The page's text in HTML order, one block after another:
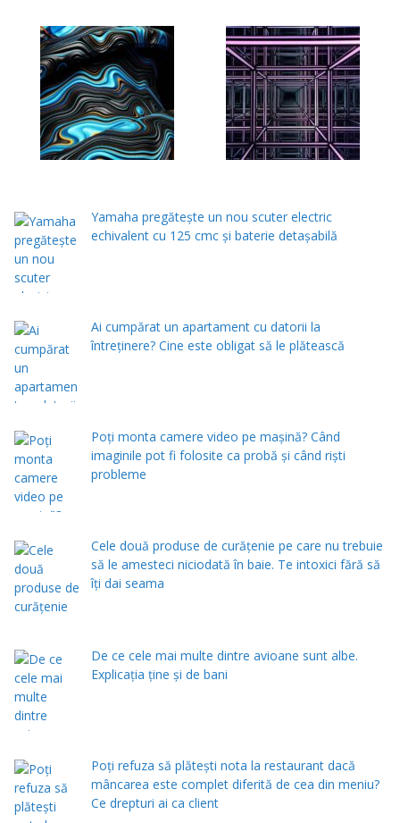
Yamaha pregătește un nou scuter electric
echivalent cu 125 cmc și baterie detașabilă
Ai cumpărat un apartament cu datorii la
întreținere? Cine este obligat să le plătească
Poți monta camere video pe mașină? Când
imaginile pot fi folosite ca probă și când riști
probleme
Cele două produse de curăţenie pe care nu trebuie
să le amesteci niciodată în baie. Te intoxici fără să
îţi dai seama
De ce cele mai multe dintre avioane sunt albe.
Explicația ține și de bani
Poți refuza să plătești nota la restaurant dacă
mâncarea este complet diferită de cea din meniu?
Ce drepturi ai ca client